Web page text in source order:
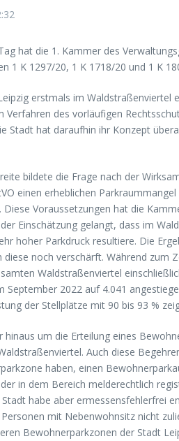
hat die 1. Kammer des
1 K 1297/20, 1 K 1718/20 und 1 K
erstmals im Waldstraßenviertel
Verfahren des vorläufigen
Stadt hat daraufhin ihr Konzept
bildete die Frage nach der
einen erheblichen
Voraussetzungen hat die
Einschätzung gelangt, dass im
hoher Parkdruck resultiere. Die
diese noch verschärft. Während
Waldstraßenviertel
September 2022 auf 4.041
der Stellplätze mit 90 bis 93 %
hinaus um die Erteilung eines
Auch diese
haben, einen
in dem Bereich melderechtlich
habe aber ermessensfehlerfrei
mit Nebenwohnsitz nicht
Bewohnerparkzonen der Stadt